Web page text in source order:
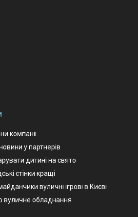
компаніі
у партнерів
дитині на свято
стінки кращі
вуличні ігрові в Києві
вуличне обладнання